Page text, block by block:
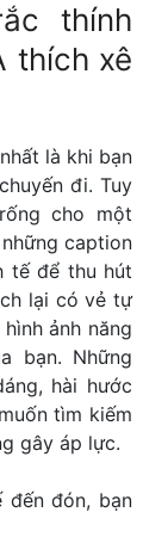
thính
thích xê
là khi bạn
đi. Tuy
cho một
caption
tế để thu hút
lại có vẻ tự
ảnh năng
bạn. Những
hài hước
tìm kiếm
gây áp lực.
đón, bạn